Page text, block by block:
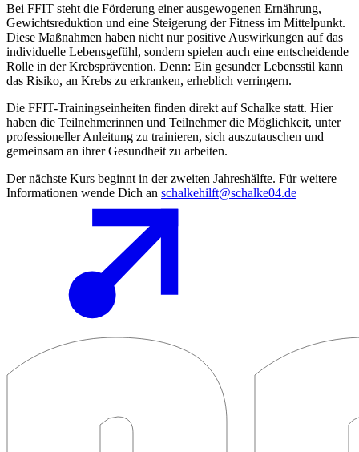
Bei FFIT steht die Förderung einer ausgewogenen Ernährung,
Gewichtsreduktion und eine Steigerung der Fitness im Mittelpunkt.
Diese Maßnahmen haben nicht nur positive Auswirkungen auf das
individuelle Lebensgefühl, sondern spielen auch eine entscheidende
Rolle in der Krebsprävention. Denn: Ein gesunder Lebensstil kann
das Risiko, an Krebs zu erkranken, erheblich verringern.
Die FFIT-Trainingseinheiten finden direkt auf Schalke statt. Hier
haben die Teilnehmerinnen und Teilnehmer die Möglichkeit, unter
professioneller Anleitung zu trainieren, sich auszutauschen und
gemeinsam an ihrer Gesundheit zu arbeiten.
Der nächste Kurs beginnt in der zweiten Jahreshälfte. Für weitere
Informationen wende Dich an schalkehilft@schalke04.de